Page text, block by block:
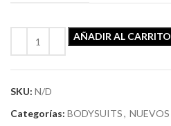
AÑADIR AL CARRITO
SKU: N/D
Categorías: BODYSUITS, NUEVOS